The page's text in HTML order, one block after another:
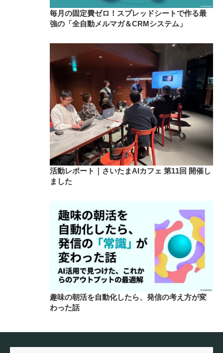
毎月の固定費ゼロ！スプレッドシートで作る最
強の「全自動メルマガ＆CRMシステム」
活動レポート｜さいたまAIカフェ 第11回 開催し
ました
趣味の朝活を自動化したら、発信の考え方が変
わった話